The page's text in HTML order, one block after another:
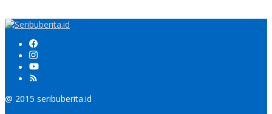
@ 2015 seribuberita.id